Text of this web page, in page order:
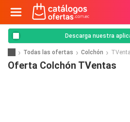
Descarga nuestra
Todas las ofertas Colchón
Oferta Colchón TVentas